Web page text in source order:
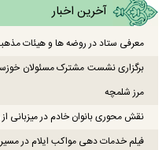
آخرین اخبار
معرفی ستاد در روضه ها و هیئات
برگزاری نشست مشترک مسئولان
مرز شلمچه
نقش محوری بانوان خادم در میزبانی از
فیلم خدمات دهی مواکب ایلام در مسیر